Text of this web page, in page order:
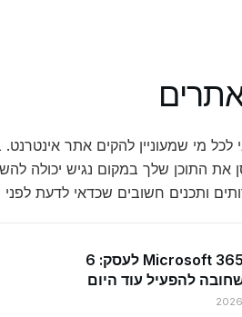
לכל מי שמעוניין להקים אתר
את התוכן שלך במקום נגיש יכולה
ותכנים חשובים שכדאי לדעת
אבטחת Microsoft 365 לעסק: 6
להפעיל עוד היום